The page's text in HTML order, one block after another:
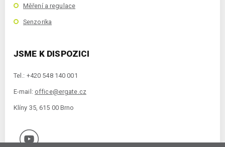
Měření a regulace
Senzorika
JSME K DISPOZICI
Tel.: +420 548 140 001
E-mail: office@ergate.cz
Klíny 35, 615 00 Brno